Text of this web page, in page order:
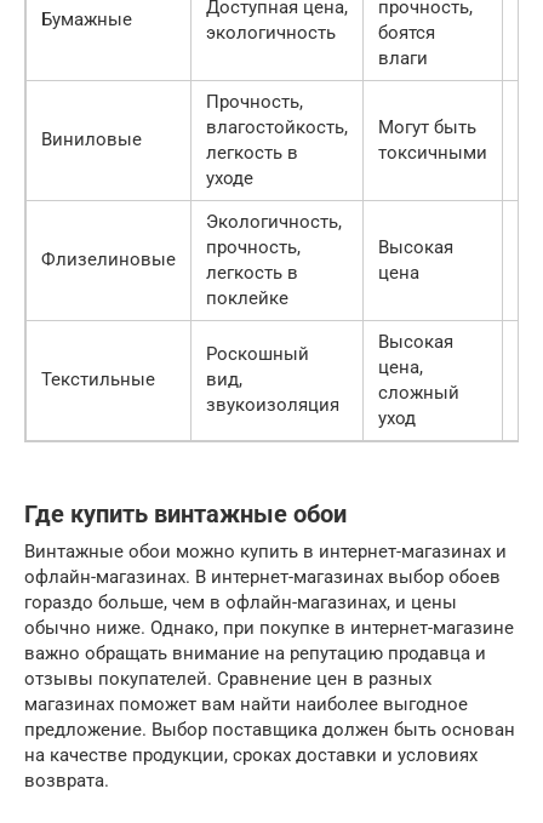
Бумажные
Доступная цена,
экологичность
прочность,
боятся
влаги
Виниловые
Прочность,
влагостойкость,
легкость в
уходе
Могут быть
токсичными
Флизелиновые
Экологичность,
прочность,
легкость в
поклейке
Высокая
цена
Текстильные
Роскошный
вид,
звукоизоляция
Высокая
цена,
сложный
уход
Где купить винтажные обои
Винтажные обои можно купить в интернет-магазинах и
офлайн-магазинах. В интернет-магазинах выбор обоев
гораздо больше, чем в офлайн-магазинах, и цены
обычно ниже. Однако, при покупке в интернет-магазине
важно обращать внимание на репутацию продавца и
отзывы покупателей. Сравнение цен в разных
магазинах поможет вам найти наиболее выгодное
предложение. Выбор поставщика должен быть основан
на качестве продукции, сроках доставки и условиях
возврата.